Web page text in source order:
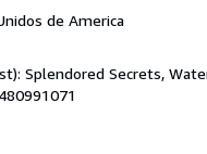
de America
Splendored Secrets,